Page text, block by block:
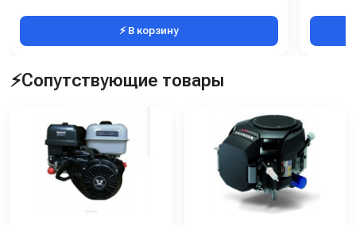
⚡ В корзину
⚡Сопутствующие товары